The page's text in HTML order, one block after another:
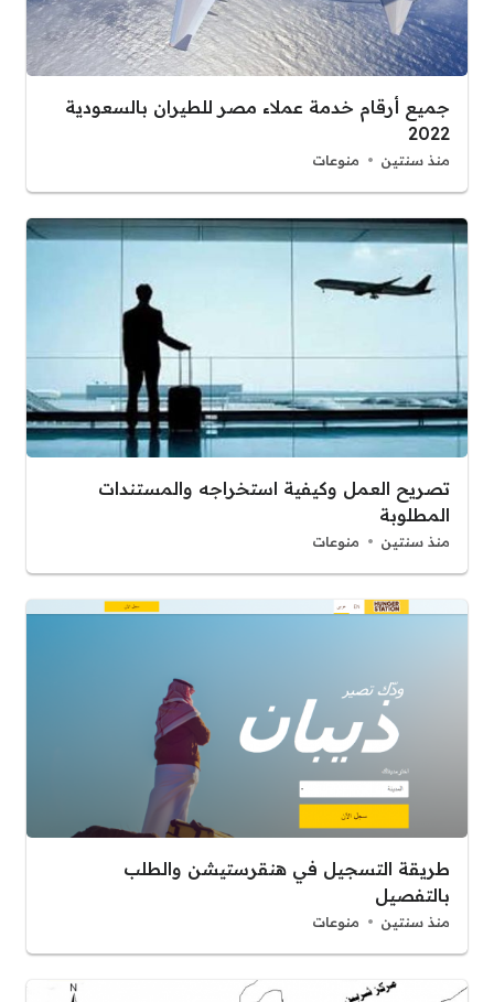
جميع أرقام خدمة عملاء مصر للطيران بالسعودية
2022
منذ سنتين منوعات
تصريح العمل وكيفية استخراجه والمستندات
المطلوبة
منذ سنتين منوعات
طريقة التسجيل في هنقرستيشن والطلب
بالتفصيل
منذ سنتين منوعات